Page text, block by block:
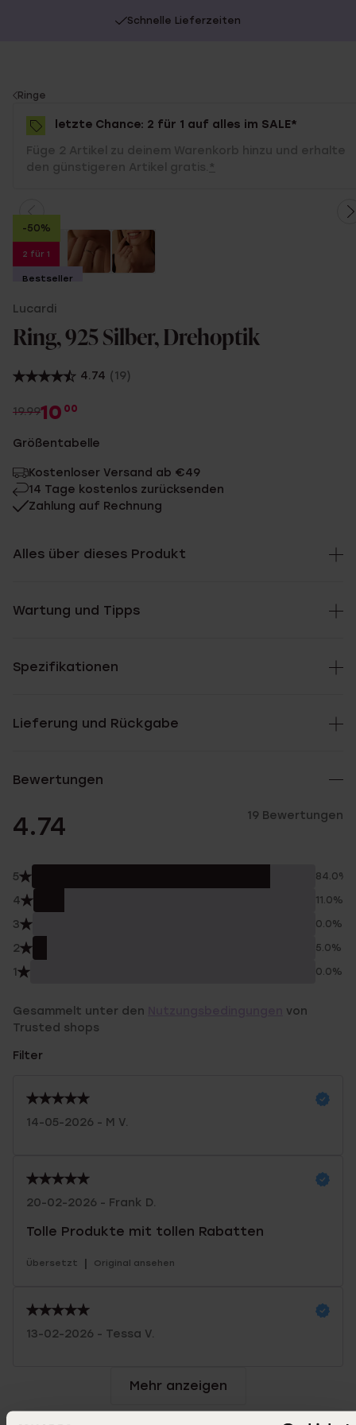
Schnelle Lieferzeiten
You
are
here:
Ringe
letzte Chance: 2 für 1 auf alles im SALE*
Füge 2 Artikel zu deinem Warenkorb hinzu und erhalte
den günstigeren Artikel gratis. *
-50%
2 für 1
Bestseller
Lucardi
Ring, 925 Silber, Drehoptik
4.74 (19)
19.9910 00
Größentabelle
Kostenloser Versand ab €49
14 Tage kostenlos zurücksenden
Zahlung auf Rechnung
Alles über dieses Produkt
Wartung und Tipps
Spezifikationen
Lieferung und Rückgabe
Bewertungen
4.74 19 Bewertungen
5 84.0%
4 11.0%
3 0.0%
2 5.0%
1 0.0%
Gesammelt unter den
von
Trusted shops
Filter
14-05-2026 - M V.
20-02-2026 - Frank D.
Tolle Produkte mit tollen Rabatten
Übersetzt | Original ansehen
13-02-2026 - Tessa V.
Mehr anzeigen